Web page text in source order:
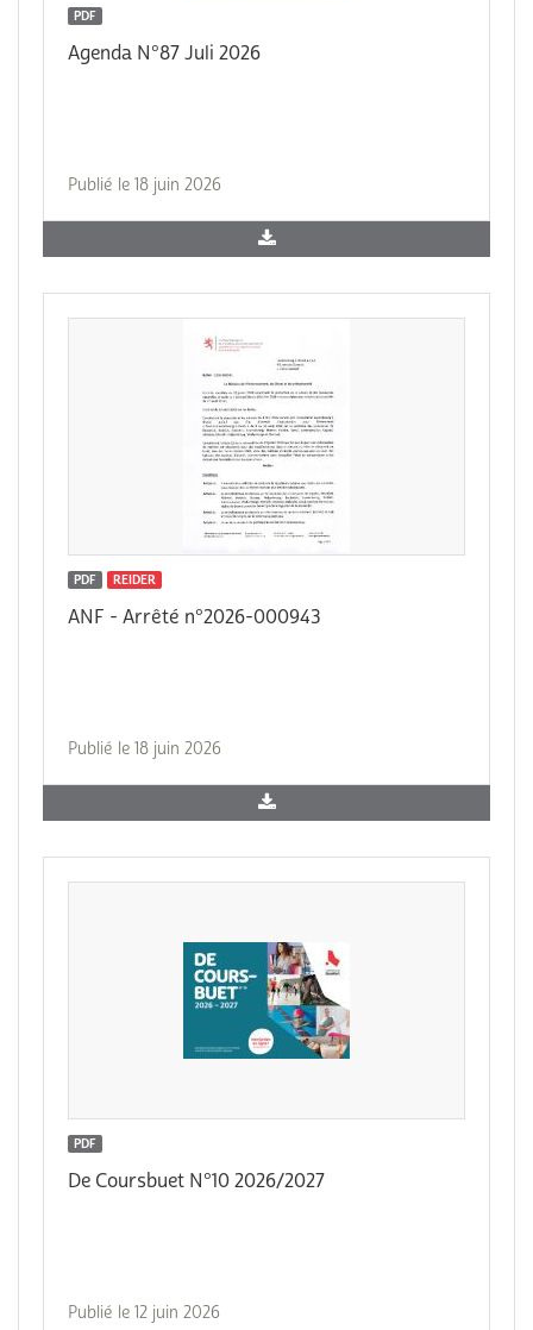
PDF
Agenda N°87 Juli 2026
Publié le 18 juin 2026
PDF REIDER
ANF - Arrêté n°2026-000943
Publié le 18 juin 2026
PDF
De Coursbuet N°10 2026/2027
Publié le 12 juin 2026